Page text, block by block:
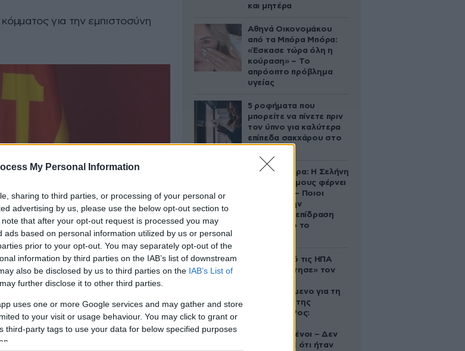
My Personal Information
sharing to third parties, or processing of your personal or
advertising by us, please use the below opt-out section to
that after your opt-out request is processed you may
ads based on personal information utilized by us or personal
prior to your opt-out. You may separately opt-out of the
information by third parties on the IAB’s list of downstream
also be disclosed by us to third parties on the IAB’s List of
further disclose it to other third parties.
uses one or more Google services and may gather and store
to your visit or usage behaviour. You may click to grant or
third-party tags to use your data for below specified purposes
για την εμπιστοσύνη
και μητέρα
Αθηνά Οικονομάκου
από τα Μπόρα Μπόρα:
«Έσκασε τώρα όλη η
κούραση» – Το
απρόοπτο πρόβλημα
υγείας
5 ροφήματα που
μπορείτε να πίνετε πριν
τον ύπνο για καλύτερα
επίπεδα σακχάρου στο
Ζώδια σήμερα: Η Σελήνη
στους Διδύμους φέρνει
ανατροπές – Ποιοι
δέχονται την
ευεργετική επίδραση
του Δία από το
Ζευγάρι από τις ΗΠΑ
που «υιοθέτησε» τον
κατηγορούμενο για τη
δολοφονία της
Ελίζαμπεθ Ρος:
συντετριμμένοι – Δεν
έδειξε ποτέ ότι ήταν